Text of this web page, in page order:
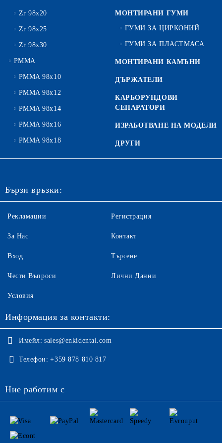
Zr 98x20
Zr 98x25
Zr 98x30
PMMA
PMMA 98x10
PMMA 98x12
PMMA 98x14
PMMA 98x16
PMMA 98x18
МОНТИРАНИ ГУМИ
ГУМИ ЗА ЦИРКОНИЙ
ГУМИ ЗА ПЛАСТМАСА
МОНТИРАНИ КАМЪНИ
ДЪРЖАТЕЛИ
КАРБОРУНДОВИ
СЕПАРАТОРИ
ИЗРАБОТВАНЕ НА МОДЕЛИ
ДРУГИ
Бързи връзки:
Рекламации
За Нас
Вход
Чести Въпроси
Регистрация
Контакт
Търсене
Лични Данни
Условия
Информация за контакти:
Имейл: sales@enkidental.com
Телефон: +359 878 810 817
Ние работим с